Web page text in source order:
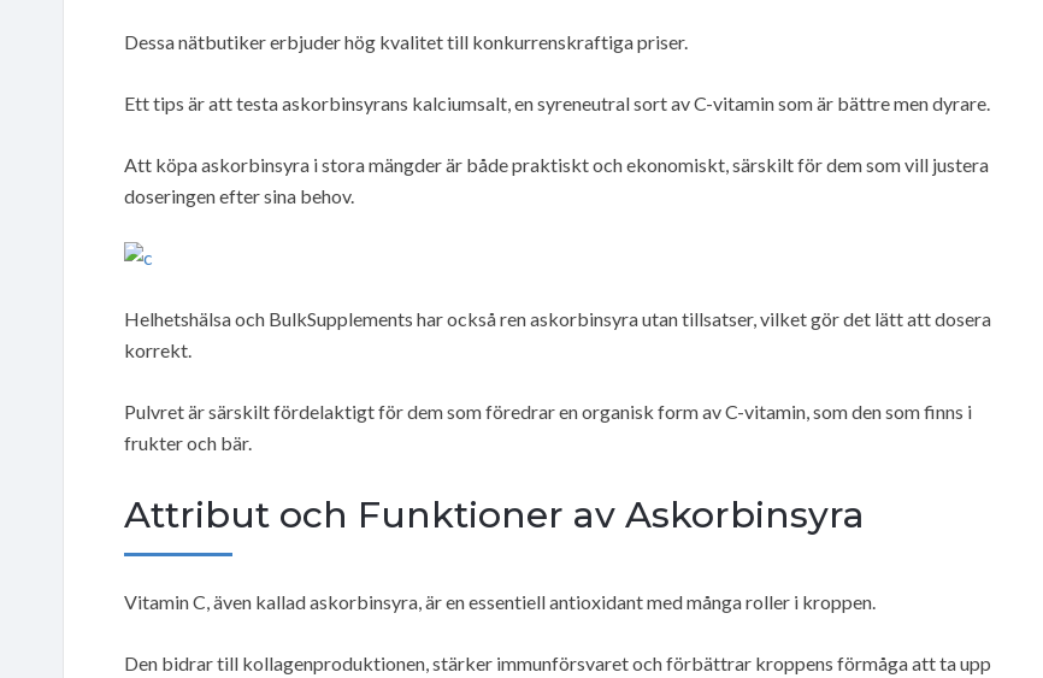
Dessa nätbutiker erbjuder hög kvalitet till konkurrenskraftiga priser.
Ett tips är att testa askorbinsyrans kalciumsalt, en syreneutral sort av C-vitamin som är bättre men dyrare.
Att köpa askorbinsyra i stora mängder är både praktiskt och ekonomiskt, särskilt för dem som vill justera
doseringen efter sina behov.
Helhetshälsa och BulkSupplements har också ren askorbinsyra utan tillsatser, vilket gör det lätt att dosera
korrekt.
Pulvret är särskilt fördelaktigt för dem som föredrar en organisk form av C-vitamin, som den som finns i
frukter och bär.
Attribut och Funktioner av Askorbinsyra
Vitamin C, även kallad askorbinsyra, är en essentiell antioxidant med många roller i kroppen.
Den bidrar till kollagenproduktionen, stärker immunförsvaret och förbättrar kroppens förmåga att ta upp